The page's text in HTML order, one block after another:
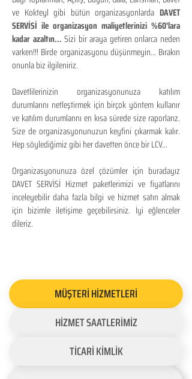
ve Kokteyl gibi bütün organizasyonlarda DAVET
SERVİSİ ile organizasyon maliyetlerinizi %60'lara
kadar azaltın...Sizi bir araya getiren onlarca neden
varken!!! Birde organizasyonu düşünmeyin... Bırakın
onunla biz ilgileniriz.
Davetlilerinizin organizasyonunuza katılım
durumlarını netleştirmek için birçok yöntem kullanır
ve katılım durumlarını en kısa sürede size raporlarız.
Size de organizasyonunuzun keyfini çıkarmak kalır.
Hep söylediğimiz gibi her davetten önce bir LCV...
Organizasyonunuza özel çözümler için buradayız
DAVET SERVİSİ Hizmet paketlerimizi ve fiyatlarını
inceleyebilir daha fazla bilgi ve hizmet satın almak
için bizimle iletişime geçebilirsiniz. İyi eğlenceler
dileriz.
MÜŞTERİ HİZMETLERİ
HİZMET SAATLERİMİZ
TİCARİ KİMLİK